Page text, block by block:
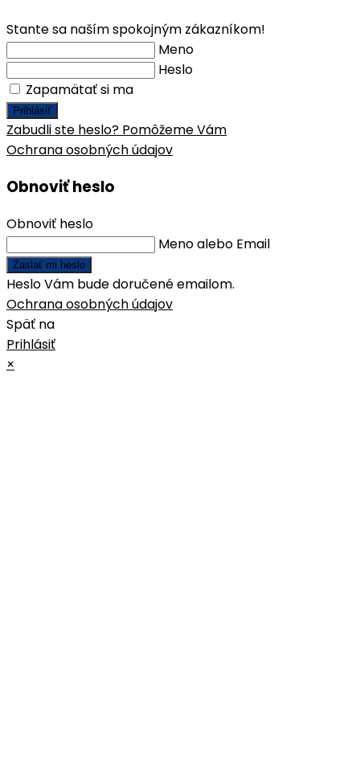
Stante sa naším spokojným zákazníkom!
Meno
Heslo
Zapamätať si ma
Prihlásiť
Zabudli ste heslo? Pomôžeme Vám
Ochrana osobných údajov
Obnoviť heslo
Obnoviť heslo
Meno alebo Email
Zaslať mi heslo
Heslo Vám bude doručené emailom.
Ochrana osobných údajov
Späť na
Prihlásiť
×